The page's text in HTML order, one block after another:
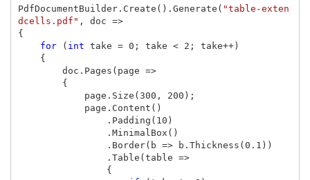
PdfDocumentBuilder. Create (). Generate ( "table-exten
dcells.pdf" , doc =>
{
for
( int take = 0 ; take < 2 ; take++)
{
doc . Pages ( page =>
{
page . Size ( 300 , 200 );
page . Content ()
. Padding ( 10 )
. MinimalBox ()
. Border( b => b . Thickness ( 0.1 ))
. Table ( table =>
{